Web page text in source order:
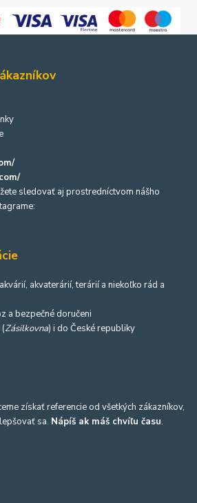
sledovať aj prostredníctvom nášho
akvaterárií, terárií a niekoľko rád a
a bezpečné doručeni
(Zásilkovna) i do České republiky
získať referencie od všetkých zákazníkov,
sa. Nápíš ak máš chvíľu času.